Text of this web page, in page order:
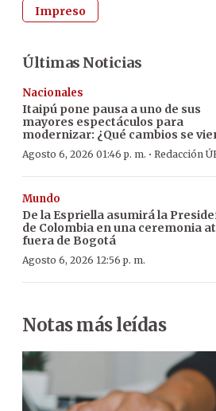
Impreso
Últimas Noticias
Nacionales
Itaipú pone pausa a uno de sus
mayores espectáculos para
modernizar: ¿Qué cambios se
Agosto 6, 2026 01:46 p. m. · Redacción
Mundo
De la Espriella asumirá la
de Colombia en una ceremonia
fuera de Bogotá
Agosto 6, 2026 12:56 p. m.
Notas más leídas